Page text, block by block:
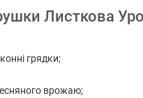
Листкова
грядки;
врожаю;